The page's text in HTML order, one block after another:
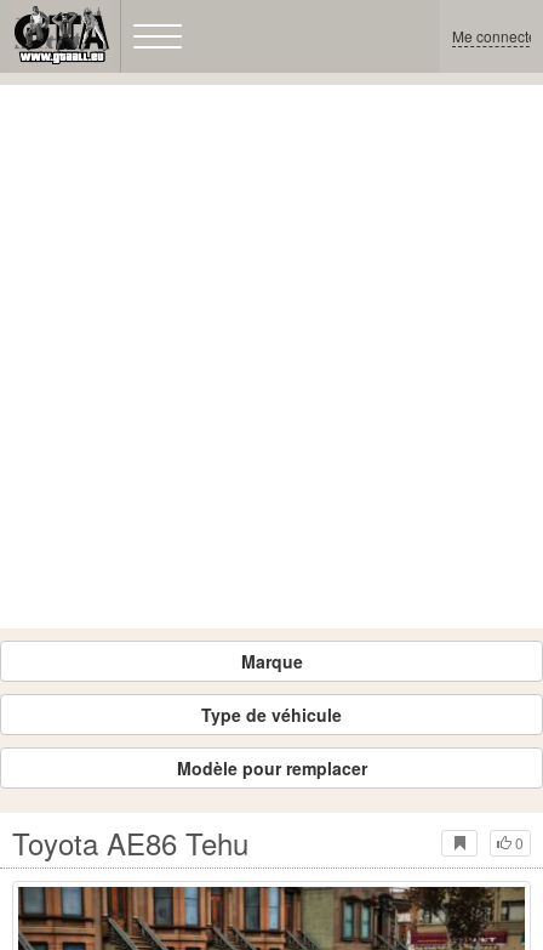
Me connecter
Marque
Type de véhicule
Modèle pour remplacer
0
Toyota AE86 Tehu